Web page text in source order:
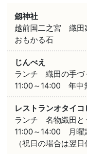
劔神社
越前国二之宮 織田
おもかる石
じんべえ
ランチ 織田の手づ
11:00～14:00 年中
レストランオタイコ
ランチ 名物織田と
11:00～14:00 月曜
（祝日の場合は翌日